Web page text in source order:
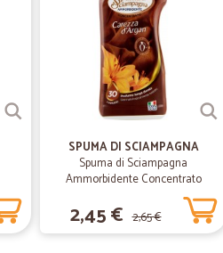
SPUMA DI SCIAMPAGNA
Spuma di Sciampagna
Ammorbidente Concentrato
Carezza d'Argan 600 ml
2,45 € 2,65 €